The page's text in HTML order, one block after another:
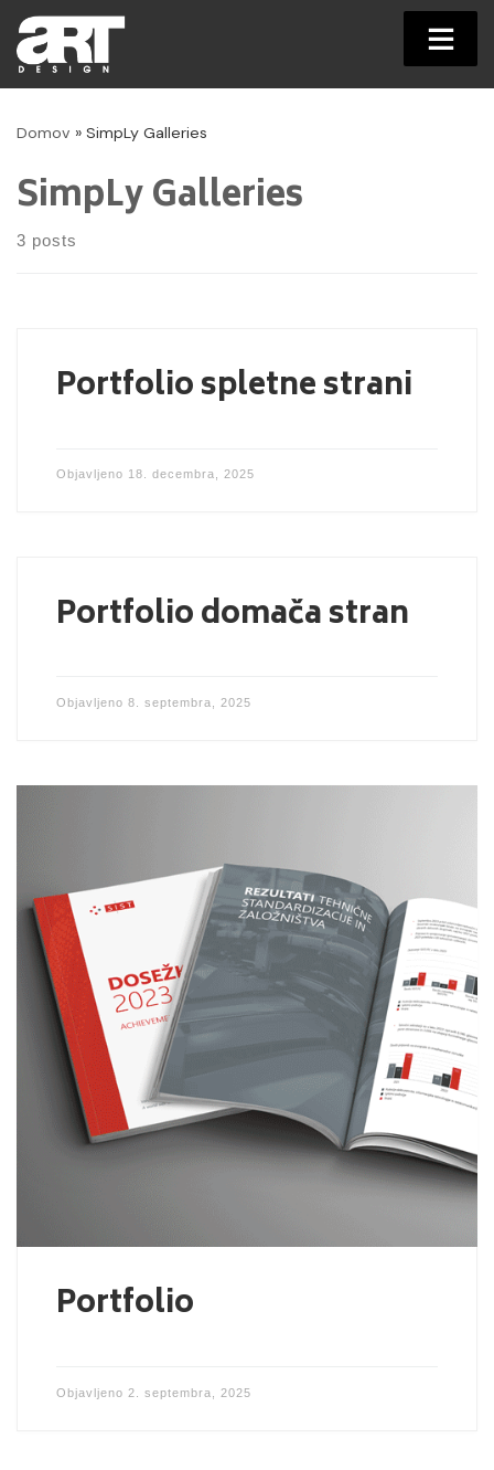
toDomov » SimpLy Galleries
SimpLy Galleries
3 posts
Portfolio spletne strani
Objavljeno 18. decembra, 2025
Portfolio domača stran
Objavljeno 8. septembra, 2025
Portfolio
Objavljeno 2. septembra, 2025